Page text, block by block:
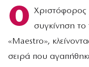
Ο Χριστόφορος
συγκίνηση το
«Maestro»,
σειρά που